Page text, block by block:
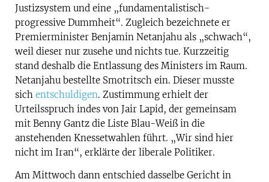
Justizsystem und eine „fundamentalistisch-
progressive Dummheit“. Zugleich bezeichnete er
Premierminister Benjamin Netanjahu als „schwach“,
weil dieser nur zusehe und nichts tue. Kurzzeitig
stand deshalb die Entlassung des Ministers im Raum.
Netanjahu bestellte Smotritsch ein. Dieser musste
sich entschuldigen. Zustimmung erhielt der
Urteilsspruch indes von Jair Lapid, der gemeinsam
mit Benny Gantz die Liste Blau-Weiß in die
anstehenden Knessetwahlen führt. „Wir sind hier
nicht im Iran“, erklärte der liberale Politiker.
Am Mittwoch dann entschied dasselbe Gericht in